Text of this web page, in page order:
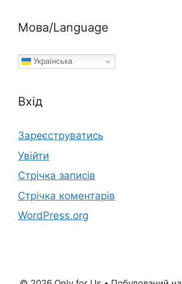
Мова/Language
Українська
Вхід
Зареєструватись
Увійти
Стрічка записів
Стрічка коментарів
WordPress.org